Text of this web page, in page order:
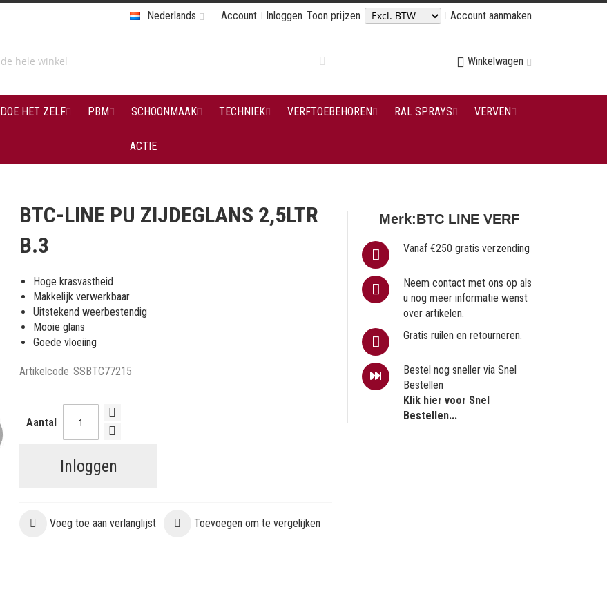
Account Inloggen Toon prijzen Account aanmaken
Nederlands
Winkelwagen
DOE HET ZELF PBM SCHOONMAAK TECHNIEK VERFTOEBEHOREN RAL SPRAYS VERVEN
ACTIE
BTC-LINE PU ZIJDEGLANS 2,5LTR
B.3
Hoge krasvastheid
Makkelijk verwerkbaar
Uitstekend weerbestendig
Mooie glans
Goede vloeiing
Artikelcode SSBTC77215
Aantal
Inloggen
Voeg toe aan verlanglijst Toevoegen om te vergelijken
Merk:BTC LINE VERF
Vanaf €250 gratis verzending
Neem contact met ons op als
u nog meer informatie wenst
over artikelen.
Gratis ruilen en retourneren.
Bestel nog sneller via Snel
Bestellen
Klik hier voor Snel
Bestellen...